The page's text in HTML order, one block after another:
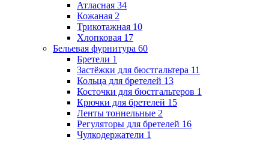
Атласная 34
Кожаная 2
Трикотажная 10
Хлопковая 17
Бельевая фурнитура 60
Бретели 1
Застёжки для бюстгальтера 11
Кольца для бретелей 13
Косточки для бюстгальтеров 1
Крючки для бретелей 15
Ленты тоннельные 2
Регуляторы для бретелей 16
Чулкодержатели 1